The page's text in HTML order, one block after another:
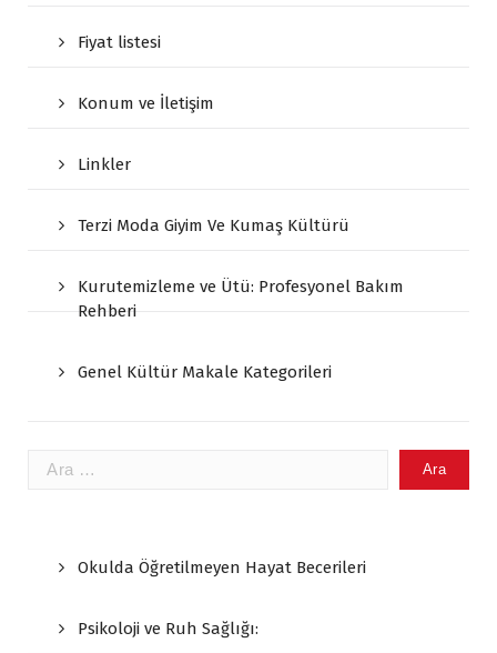
Fiyat listesi
Konum ve İletişim
Linkler
Terzi Moda Giyim Ve Kumaş Kültürü
Kurutemizleme ve Ütü: Profesyonel Bakım
Rehberi
Genel Kültür Makale Kategorileri
Arama:
Okulda Öğretilmeyen Hayat Becerileri
Psikoloji ve Ruh Sağlığı: